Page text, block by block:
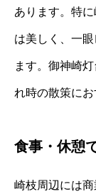
あります。特
は美しく、一
ます。御神崎
れ時の散策にお
食事・休憩
崎枝周辺には